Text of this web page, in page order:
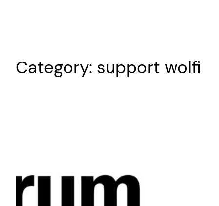
Category: support wolfi